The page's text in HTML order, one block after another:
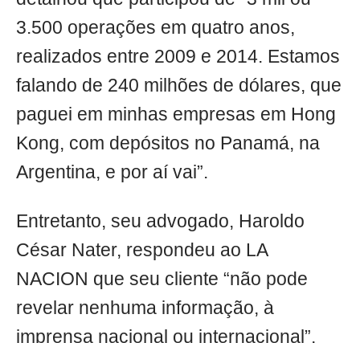
3.500 operações em quatro anos,
realizados entre 2009 e 2014. Estamos
falando de 240 milhões de dólares, que
paguei em minhas empresas em Hong
Kong, com depósitos no Panamá, na
Argentina, e por aí vai”.
Entretanto, seu advogado, Haroldo
César Nater, respondeu ao LA
NACION que seu cliente “não pode
revelar nenhuma informação, à
imprensa nacional ou internacional”,